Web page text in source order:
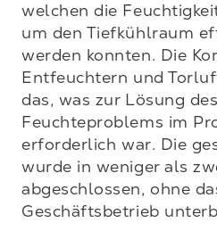
welchen die
um den Tiefkühlraum
werden konnten. Die
Entfeuchtern und
das, was zur Lösung
Feuchteproblems im
erforderlich war. Die
wurde in weniger als
abgeschlossen, ohne
Geschäftsbetrieb